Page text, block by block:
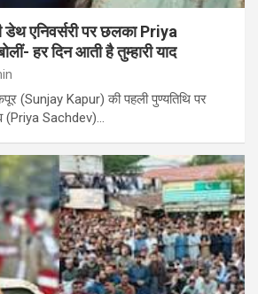
एनिवर्सरी पर छलका Priya
हर दिन आती है तुम्हारी याद
(Sunjay Kapur) की पहली पुण्यतिथि पर
(Priya Sachdev)…